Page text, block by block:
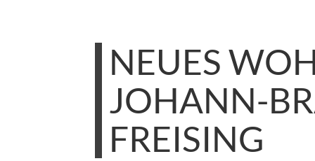
NEUES
JOHANN-
FREISING